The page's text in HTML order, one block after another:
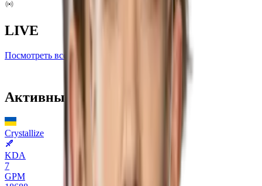
LIVE
Посмотреть все лайв-матчи
Активный
Crystallize
KDA
7
GPM